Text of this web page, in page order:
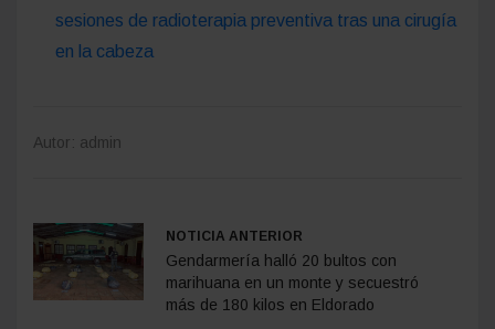
sesiones de radioterapia preventiva tras una cirugía
en la cabeza
Autor: admin
NOTICIA ANTERIOR
Gendarmería halló 20 bultos con
marihuana en un monte y secuestró
más de 180 kilos en Eldorado